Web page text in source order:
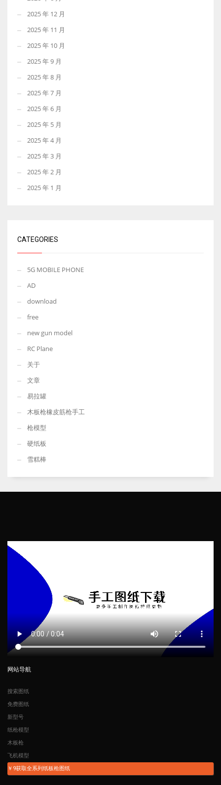
2025 年 12 月
2025 年 11 月
2025 年 10 月
2025 年 9 月
2025 年 8 月
2025 年 7 月
2025 年 6 月
2025 年 5 月
2025 年 4 月
2025 年 3 月
2025 年 2 月
2025 年 1 月
CATEGORIES
5G MOBILE PHONE
AD
download
free
new gun model
RC Plane
关于
文章
易拉罐
木板枪橡皮筋枪手工
枪模型
硬纸板
雪糕棒
网站导航
搜索图纸
免费图纸
新型号
纸枪模型
木板枪
飞机模型
￥9获取全系列纸板枪图纸